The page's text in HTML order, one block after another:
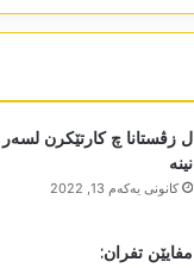
ل زڤستانا چ کارتێکرن
نینە
كانونی یه‌كه‌م 13, 2022
مفایێن تفران: